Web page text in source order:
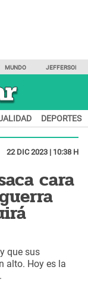
MUNDO JEFFERSON
DEPORTES
22 DIC 2023 | 10:38 H
cara
que sus
alto. Hoy es la